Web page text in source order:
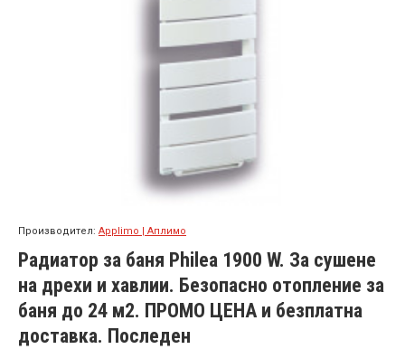
Производител: Applimo | Аплимо
Радиатор за баня Philea 1900 W. За сушене
на дрехи и хавлии. Безопасно отопление за
баня до 24 м2. ПРОМО ЦЕНА и безплатна
доставка. Последен